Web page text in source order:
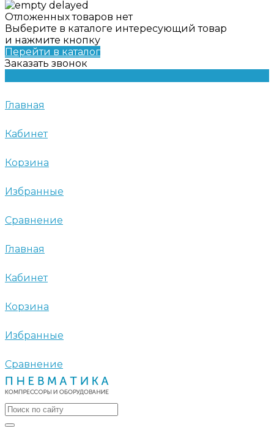
Отложенных товаров нет
Выберите в каталоге интересующий товар
и нажмите кнопку
Перейти в каталог
Заказать звонок
Главная
Кабинет
Корзина
Избранные
Сравнение
Главная
Кабинет
Корзина
Избранные
Сравнение